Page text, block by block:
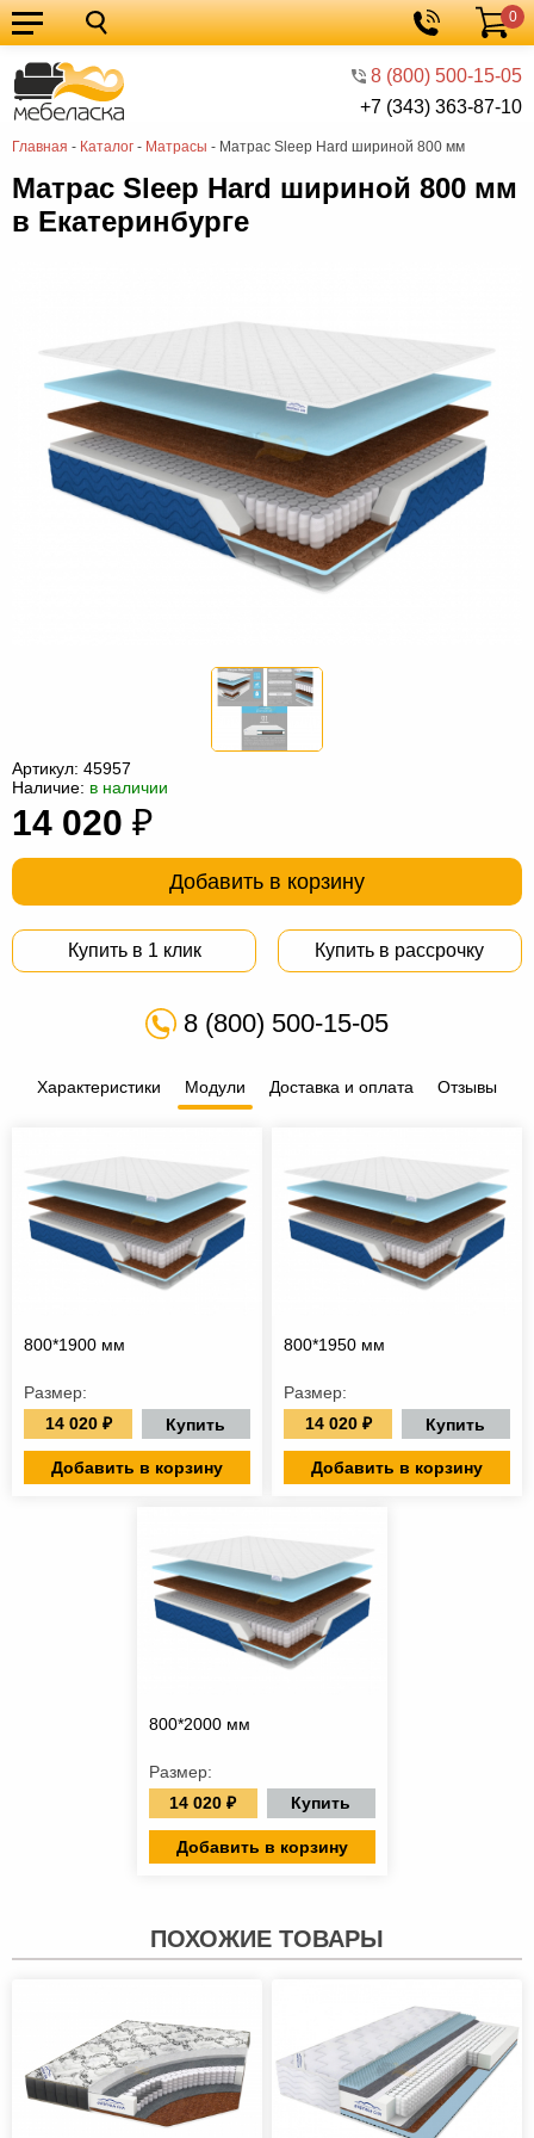
8 (800) 500-15-05
+7 (343) 363-87-10
Корзина
0
Главная - Каталог - Матрасы - Матрас Sleep Hard шириной 800 мм
Кухонные
гарнитуры
Мебель
для
кухни
Мебель
для
спальни
Кровати
Шкафы
Диваны
гостиную
Мебель
прихожей
Столы
Комоды
мешки
Мебель
из
Садовая
Матрас Sleep Hard шириной 800 мм
в Екатеринбурге
Артикул: 45957
Наличие: в наличии
14 020 ₽
Добавить в корзину
Купить в 1 клик Купить в рассрочку
8 (800) 500-15-05
Характеристики Модули Доставка и оплата Отзывы
800*1900 мм
Размер:
14 020 ₽
Купить
Добавить в корзину
800*1950 мм
Размер:
14 020 ₽
Купить
Добавить в корзину
800*2000 мм
Размер:
14 020 ₽
Купить
Добавить в корзину
ПОХОЖИЕ ТОВАРЫ